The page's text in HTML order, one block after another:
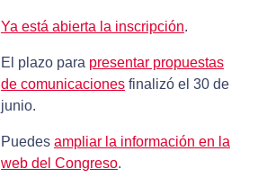
Ya está abierta la inscripción.
El plazo para presentar propuestas
de comunicacionesfinalizó el 30 de
junio.
Puedes ampliar la información en la
web del Congreso.